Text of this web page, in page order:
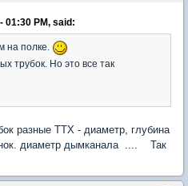
01:30 PM, said:
на полке.
трубок. Но это все так
разные ТТХ - диаметр, глубина
диаметр дымканала .... Так